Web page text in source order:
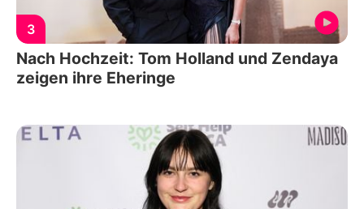
3
Nach Hochzeit: Tom Holland und Zendaya
zeigen ihre Eheringe